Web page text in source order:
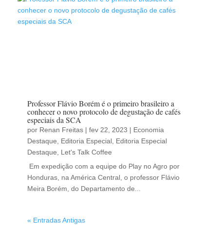
Professor Flávio Borém é o primeiro brasileiro a
conhecer o novo protocolo de degustação de cafés
especiais da SCA
por Renan Freitas | fev 22, 2023 | Economia
Destaque
Editoria Especial Editoria Especial
Destaque
Let's Talk Coffee
Em expedição com a equipe do Play no Agro por
Honduras, na América Central, o professor Flávio
Meira Borém, do Departamento de...
« Entradas Antigas